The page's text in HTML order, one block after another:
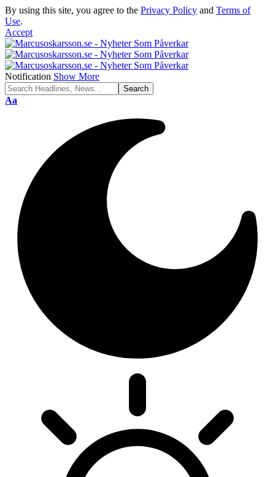
By using this site, you agree to the Privacy Policy and Terms of
Use.
Accept
Notification Show More
Font
Aa